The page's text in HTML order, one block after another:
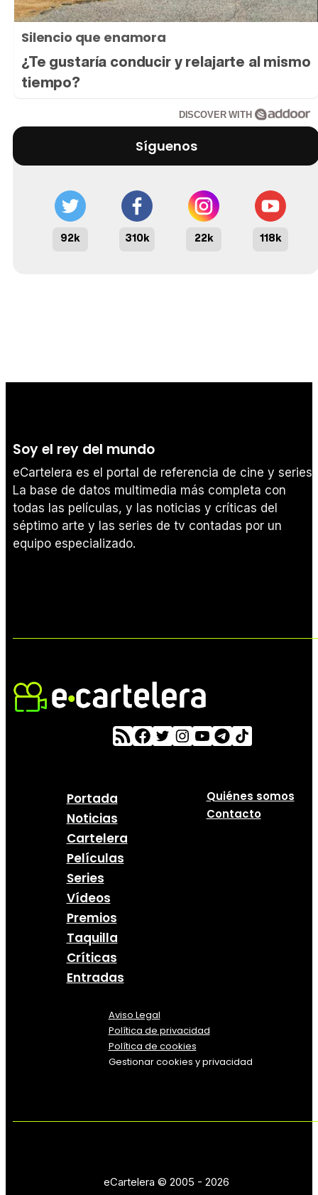
Silencio que enamora
¿Te gustaría conducir y relajarte al mismo
tiempo?
DISCOVER WITH
Síguenos
92k 310k 22k 118k
Soy el rey del mundo
eCartelera es el portal de referencia de cine y series.
La base de datos multimedia más completa con
todas las películas, y las noticias y críticas del
séptimo arte y las series de tv contadas por un
equipo especializado.
Portada
Noticias
Cartelera
Películas
Series
Vídeos
Premios
Taquilla
Críticas
Entradas
Quiénes somos
Contacto
Aviso Legal
Política de privacidad
Política de cookies
Gestionar cookies y privacidad
eCartelera © 2005 - 2026